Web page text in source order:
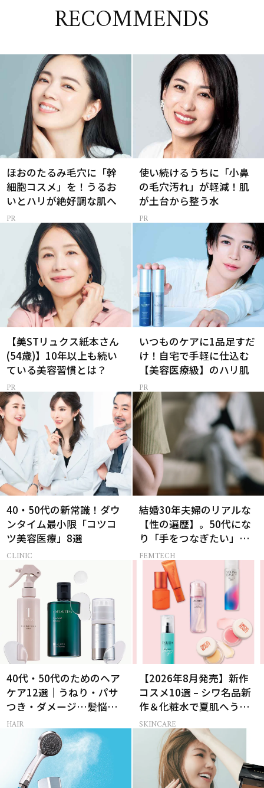
RECOMMENDS
ほおのたるみ毛穴に「幹
細胞コスメ」を！うるお
いとハリが絶好調な肌へ
使い続けるうちに「小鼻
の毛穴汚れ」が軽減！肌
が土台から整う水
【美STリュクス紙本さん
(54歳)】10年以上も続い
ている美容習慣とは？
いつものケアに1品足すだ
け！自宅で手軽に仕込む
【美容医療級】のハリ肌
40・50代の新常識！ダウ
ンタイム最小限「コツコ
ツ美容医療」8選
CLINIC
結婚30年夫婦のリアルな
【性の遍歴】。50代にな
り「手をつなぎたい」と
願う理由とは
FEMTECH
40代・50代のためのヘア
ケア12選｜うねり・パサ
つき・ダメージ…髪悩み
から選ぶベスコス受賞コ
HAIR
【2026年8月発売】新作
コスメ10選 – シワ名品新
作＆化粧水で夏肌へうる
おいチャージ
SKINCARE